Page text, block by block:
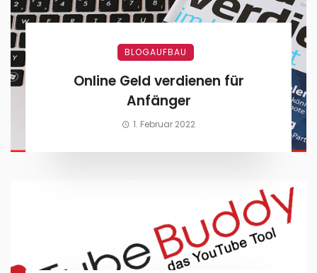
BLOGAUFBAU
Online Geld verdienen für
Anfänger
1. Februar 2022